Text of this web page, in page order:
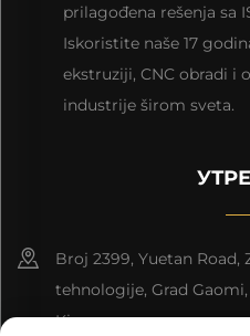
prilagođena rešenja sa
Iskoristite naše 17
ekstruziji, CNC obradi i
industrije širom sveta.
Broj 2399, Yuetan Road,
tehnologije, Grad
Kina.